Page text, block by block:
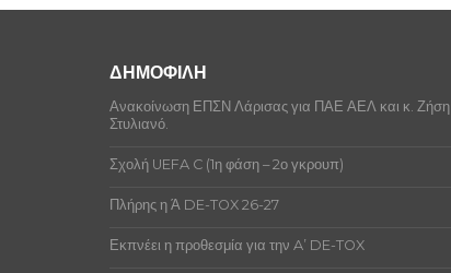
ΔΗΜΟΦΙΛΗ
Ανακοίνωση ΕΠΣΝ Λάρισας για ΠΑΕ ΑΕΛ και κ. Ζήση
Στυλιανό.
Σχολή UEFA C (1η φάση – 2ο γκρουπ)
Πλήρης η Ά DE-TOX 26-27
Εκπνέει η προθεσμία για την A’ DE-TOX